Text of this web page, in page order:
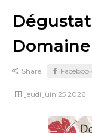
Share
jeudi juin 25 2026